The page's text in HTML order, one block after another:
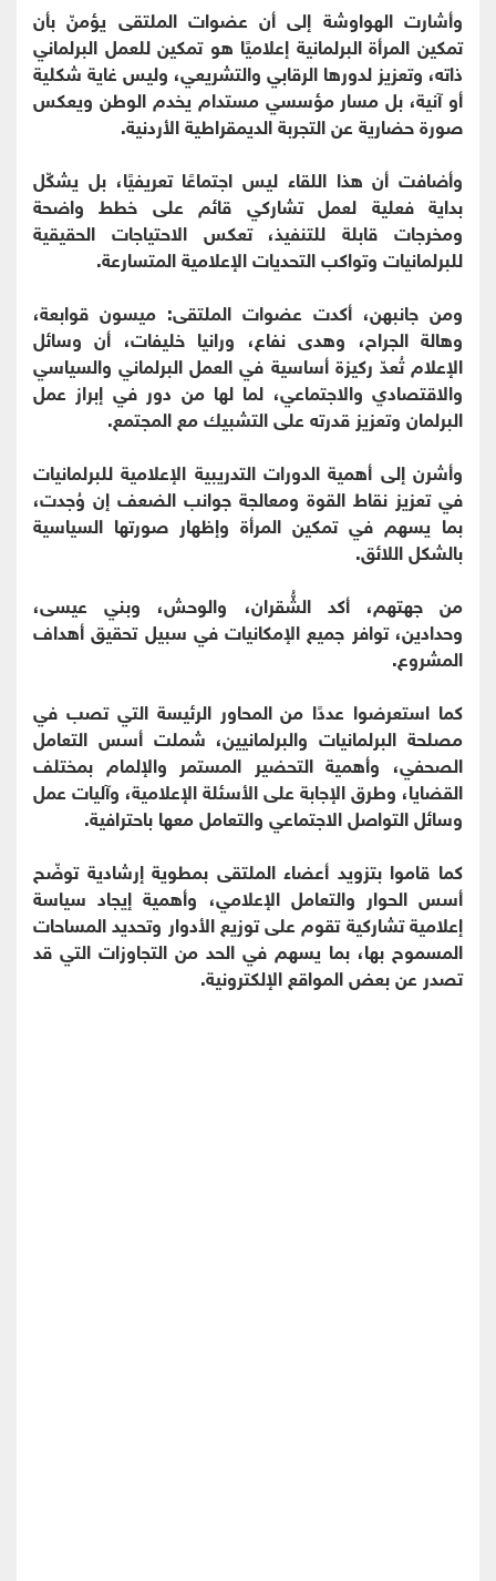
وأشارت الهواوشة إلى أن عضوات الملتقى يؤمنّ بأن
تمكين المرأة البرلمانية إعلاميًا هو تمكين للعمل البرلماني
ذاته، وتعزيز لدورها الرقابي والتشريعي، وليس غاية شكلية
أو آنية، بل مسار مؤسسي مستدام يخدم الوطن ويعكس
صورة حضارية عن التجربة الديمقراطية الأردنية.
وأضافت أن هذا اللقاء ليس اجتماعًا تعريفيًا، بل يشكّل
بداية فعلية لعمل تشاركي قائم على خطط واضحة
ومخرجات قابلة للتنفيذ، تعكس الاحتياجات الحقيقية
للبرلمانيات وتواكب التحديات الإعلامية المتسارعة.
ومن جانبهن، أكدت عضوات الملتقى: ميسون قوابعة،
وهالة الجراح، وهدى نفاع، ورانيا خليفات، أن وسائل
الإعلام تُعدّ ركيزة أساسية في العمل البرلماني والسياسي
والاقتصادي والاجتماعي، لما لها من دور في إبراز عمل
البرلمان وتعزيز قدرته على التشبيك مع المجتمع.
وأشرن إلى أهمية الدورات التدريبية الإعلامية للبرلمانيات
في تعزيز نقاط القوة ومعالجة جوانب الضعف إن وُجدت،
بما يسهم في تمكين المرأة وإظهار صورتها السياسية
بالشكل اللائق.
من جهتهم، أكد الشُّقران، والوحش، وبني عيسى،
وحدادين، توافر جميع الإمكانيات في سبيل تحقيق أهداف
المشروع.
كما استعرضوا عددًا من المحاور الرئيسة التي تصب في
مصلحة البرلمانيات والبرلمانيين، شملت أسس التعامل
الصحفي، وأهمية التحضير المستمر والإلمام بمختلف
القضايا، وطرق الإجابة على الأسئلة الإعلامية، وآليات عمل
وسائل التواصل الاجتماعي والتعامل معها باحترافية.
كما قاموا بتزويد أعضاء الملتقى بمطوية إرشادية توضّح
أسس الحوار والتعامل الإعلامي، وأهمية إيجاد سياسة
إعلامية تشاركية تقوم على توزيع الأدوار وتحديد المساحات
المسموح بها، بما يسهم في الحد من التجاوزات التي قد
تصدر عن بعض المواقع الإلكترونية.